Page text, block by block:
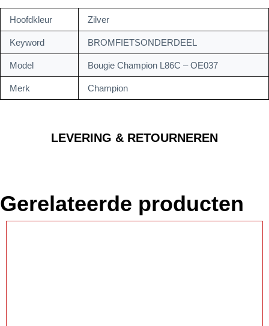
LEVERING & RETOURNEREN
Hoofdkleur Zilver
Keyword BROMFIETSONDERDEEL
Model Bougie Champion L86C – OE037
Merk Champion
Gerelateerde producten